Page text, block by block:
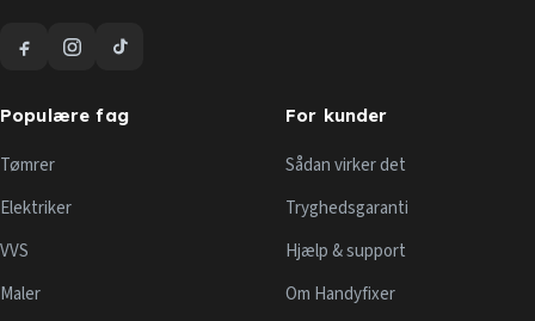
Populære fag
Tømrer
Elektriker
VVS
Maler
For kunder
Sådan virker det
Tryghedsgaranti
Hjælp & support
Om Handyfixer